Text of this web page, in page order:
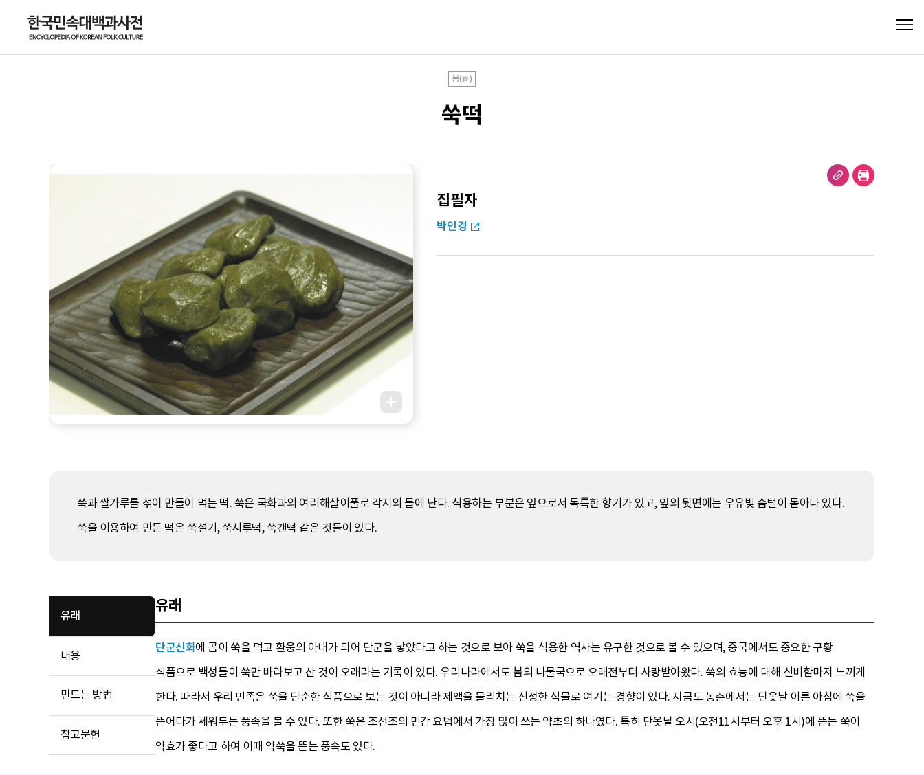
봄(春)
쑥떡
집필자
박인경
쑥과 쌀가루를 섞어 만들어 먹는 떡. 쑥은 국화과의 여러해살이풀로 각지의 들에 난다. 식용하는 부분은 잎으로서 독특한 향기가 있고, 잎의 뒷면에는 우유빛 솜털이 돋아나 있다.
쑥을 이용하여 만든 떡은 쑥설기, 쑥시루떡, 쑥갠떡 같은 것들이 있다.
유래
내용
만드는 방법
참고문헌
유래
단군신화에 곰이 쑥을 먹고 환웅의 아내가 되어 단군을 낳았다고 하는 것으로 보아 쑥을 식용한 역사는 유구한 것으로 볼 수 있으며, 중국에서도 중요한 구황
식품으로 백성들이 쑥만 바라보고 산 것이 오래라는 기록이 있다. 우리나라에서도 봄의 나물국으로 오래전부터 사랑받아왔다. 쑥의 효능에 대해 신비함마저 느끼게
한다. 따라서 우리 민족은 쑥을 단순한 식품으로 보는 것이 아니라 제액을 물리치는 신성한 식물로 여기는 경향이 있다. 지금도 농촌에서는 단옷날 이른 아침에 쑥을
뜯어다가 세워두는 풍속을 볼 수 있다. 또한 쑥은 조선조의 민간 요법에서 가장 많이 쓰는 약초의 하나였다. 특히 단옷날 오시(오전11시부터 오후 1시)에 뜯는 쑥이
약효가 좋다고 하여 이때 약쑥을 뜯는 풍속도 있다.